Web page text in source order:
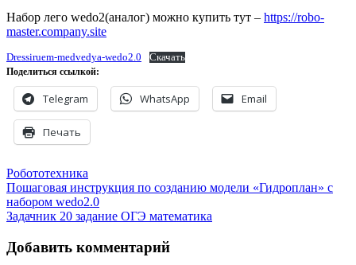
Набор лего wedo2(аналог) можно купить тут – https://robo-
master.company.site
Dressiruem-medvedya-wedo2.0
Скачать
Поделиться ссылкой:
Telegram WhatsApp Email
Печать
Робототехника
Навигация
по
Пошаговая инструкция по созданию модели «Гидроплан» с
набором wedo2.0
Задачник 20 задание ОГЭ математика
Добавить комментарий